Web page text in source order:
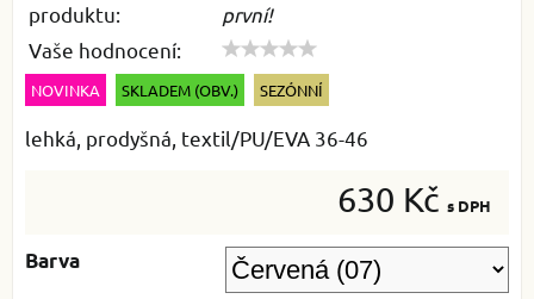
produktu:
první!
Vaše hodnocení:
NOVINKA SKLADEM (OBV.) SEZÓNNÍ
lehká, prodyšná, textil/PU/EVA 36-46
630 Kč s DPH
Barva